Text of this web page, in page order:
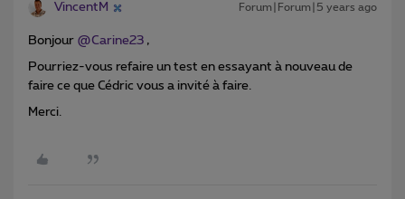
VincentM Forum|Forum|5 years ago
Bonjour @Carine23 ,
Pourriez-vous refaire un test en essayant à nouveau de
faire ce que Cédric vous a invité à faire.
Merci.